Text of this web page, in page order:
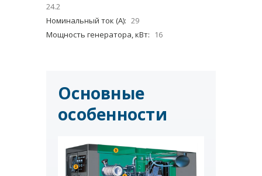
24.2
Номинальный ток (А): 29
Мощность генератора, кВт:
16
Основные
особенности